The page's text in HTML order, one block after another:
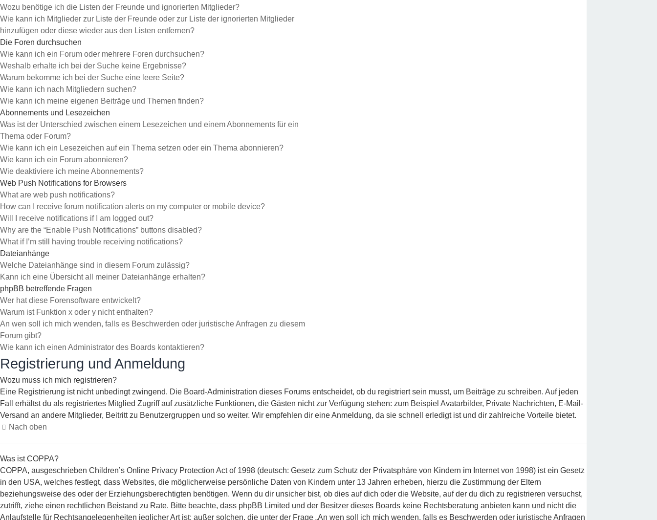
Wozu benötige ich die Listen der Freunde und ignorierten Mitglieder?
Wie kann ich Mitglieder zur Liste der Freunde oder zur Liste der ignorierten Mitglieder
hinzufügen oder diese wieder aus den Listen entfernen?
Die Foren durchsuchen
Wie kann ich ein Forum oder mehrere Foren durchsuchen?
Weshalb erhalte ich bei der Suche keine Ergebnisse?
Warum bekomme ich bei der Suche eine leere Seite?
Wie kann ich nach Mitgliedern suchen?
Wie kann ich meine eigenen Beiträge und Themen finden?
Abonnements und Lesezeichen
Was ist der Unterschied zwischen einem Lesezeichen und einem Abonnements für ein
Thema oder Forum?
Wie kann ich ein Lesezeichen auf ein Thema setzen oder ein Thema abonnieren?
Wie kann ich ein Forum abonnieren?
Wie deaktiviere ich meine Abonnements?
Web Push Notifications for Browsers
What are web push notifications?
How can I receive forum notification alerts on my computer or mobile device?
Will I receive notifications if I am logged out?
Why are the “Enable Push Notifications” buttons disabled?
What if I’m still having trouble receiving notifications?
Dateianhänge
Welche Dateianhänge sind in diesem Forum zulässig?
Kann ich eine Übersicht all meiner Dateianhänge erhalten?
phpBB betreffende Fragen
Wer hat diese Forensoftware entwickelt?
Warum ist Funktion x oder y nicht enthalten?
An wen soll ich mich wenden, falls es Beschwerden oder juristische Anfragen zu diesem
Forum gibt?
Wie kann ich einen Administrator des Boards kontaktieren?
Registrierung und Anmeldung
Wozu muss ich mich registrieren?
Eine Registrierung ist nicht unbedingt zwingend. Die Board-Administration dieses Forums entscheidet, ob du registriert sein musst, um Beiträge zu schreiben. Auf jeden
Fall erhältst du als registriertes Mitglied Zugriff auf zusätzliche Funktionen, die Gästen nicht zur Verfügung stehen: zum Beispiel Avatarbilder, Private Nachrichten, E-Mail-
Versand an andere Mitglieder, Beitritt zu Benutzergruppen und so weiter. Wir empfehlen dir eine Anmeldung, da sie schnell erledigt ist und dir zahlreiche Vorteile bietet.
Nach oben
Was ist COPPA?
COPPA, ausgeschrieben Children’s Online Privacy Protection Act of 1998 (deutsch: Gesetz zum Schutz der Privatsphäre von Kindern im Internet von 1998) ist ein Gesetz
in den USA, welches festlegt, dass Websites, die möglicherweise persönliche Daten von Kindern unter 13 Jahren erheben, hierzu die Zustimmung der Eltern
beziehungsweise des oder der Erziehungsberechtigten benötigen. Wenn du dir unsicher bist, ob dies auf dich oder die Website, auf der du dich zu registrieren versuchst,
zutrifft, ziehe einen rechtlichen Beistand zu Rate. Bitte beachte, dass phpBB Limited und der Besitzer dieses Boards keine Rechtsberatung anbieten kann und nicht die
Anlaufstelle für Rechtsangelegenheiten jeglicher Art ist; außer solchen, die unter der Frage „An wen soll ich mich wenden, falls es Beschwerden oder juristische Anfragen